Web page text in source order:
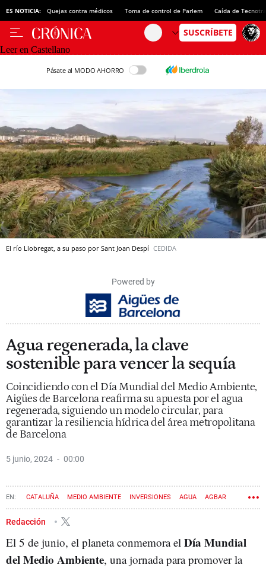
ES NOTICIA: Quejas contra médicos Toma de control de Parlem Caída de
Leer en Castellano
Pásate al MODO AHORRO
El río Llobregat, a su paso por Sant Joan Despí CEDIDA
Powered by
Agua regenerada, la clave
sostenible para vencer la sequía
Coincidiendo con el Día Mundial del Medio Ambiente,
Aigües de Barcelona reafirma su apuesta por el agua
regenerada, siguiendo un modelo circular, para
garantizar la resiliencia hídrica del área metropolitana
de Barcelona
5 junio, 2024 00:00
CATALUÑA MEDIO AMBIENTE INVERSIONES AGUA AGBAR
AGENCIA CATALANA DEL AGUA
Redacción
El 5 de junio, el planeta conmemora el Día Mundial
del Medio Ambiente, una jornada para promover la